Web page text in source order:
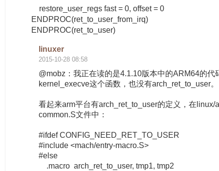
restore_user_regs fast = 0, offset = 0
ENDPROC(ret_to_user_from_irq)
ENDPROC(ret_to_user)
linuxer
2015-10-28 08:58
@mobz：我正在读的是4.1.10版本中的ARM64的代
kernel_execve这个函数，也没有arch_ret_to_user。
看起来arm平台有arch_ret_to_user的定义，在linux/
common.S文件中：
#ifdef CONFIG_NEED_RET_TO_USER
#include <mach/entry-macro.S>
#else
.macro arch_ret_to_user, tmp1, tmp2